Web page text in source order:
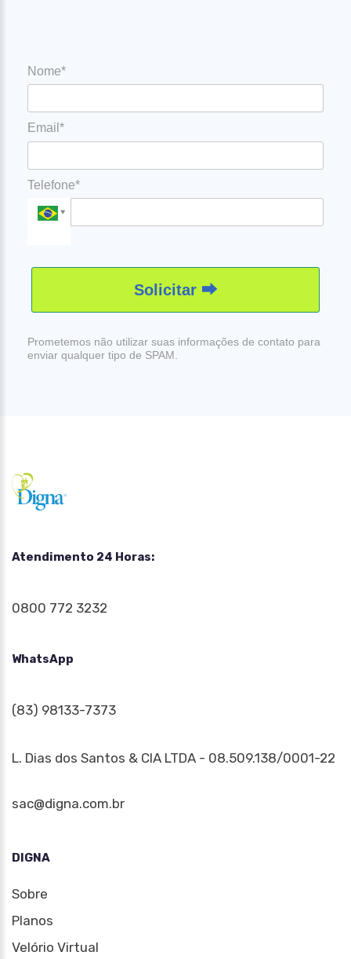
Nome*
Email*
Telefone*
Solicitar ⮕
Prometemos não utilizar suas informações de contato para
enviar qualquer tipo de SPAM.
Atendimento 24 Horas:
0800 772 3232
WhatsApp
(83) 98133-7373
L. Dias dos Santos & CIA LTDA - 08.509.138/0001-22
sac@digna.com.br
DIGNA
Sobre
Planos
Velório Virtual